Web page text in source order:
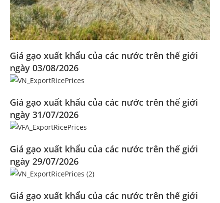
Giá gạo xuất khẩu của các nước trên thế giới
ngày 03/08/2026
Giá gạo xuất khẩu của các nước trên thế giới
ngày 31/07/2026
Giá gạo xuất khẩu của các nước trên thế giới
ngày 29/07/2026
Giá gạo xuất khẩu của các nước trên thế giới
Đoàn Xúc tiến Thương mại tại